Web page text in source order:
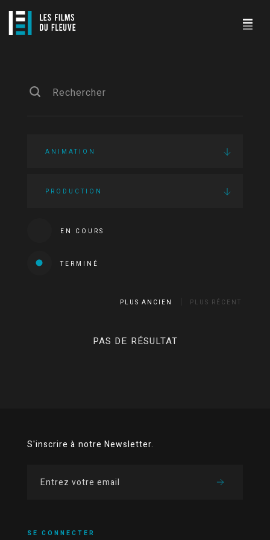
ANIMATION
PRODUCTION
EN COURS
TERMINÉ
PLUS ANCIEN PLUS RÉCENT
PAS DE RÉSULTAT
S'inscrire à notre Newsletter.
SE CONNECTER